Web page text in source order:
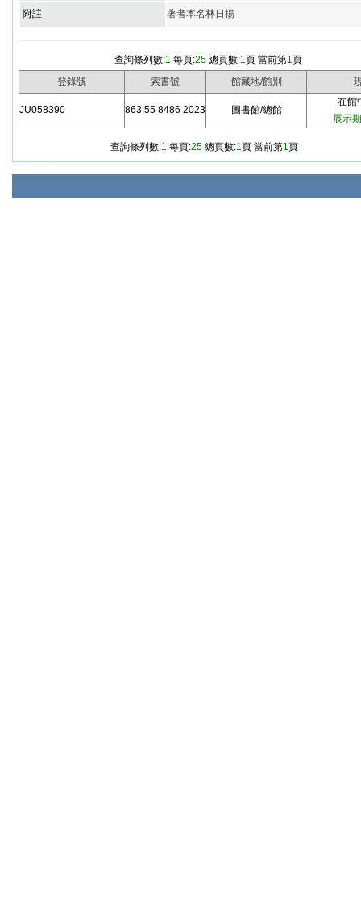
附註
著者本名林日揚
查詢條列數:1 每頁:25總頁數:1頁 當前第1頁
登錄號
索書號 館藏地/館別
JU058390 863.55 8486 2023 圖書館/總館
在館
展示
查詢條列數:1 每頁:25 總頁數:1頁 當前第1頁